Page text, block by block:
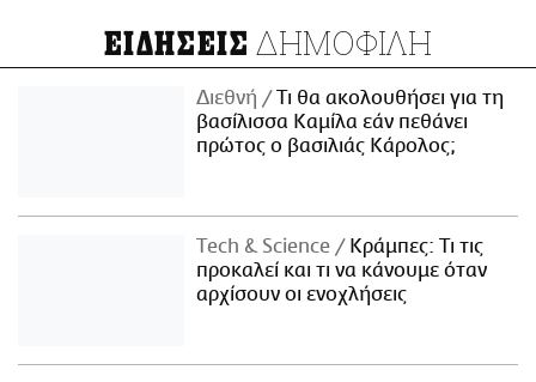
ΕΙΔΗΣΕΙΣ ΔΗΜΟΦΙΛΗ
Διεθνή
Τι θα ακολουθήσει για τη
βασίλισσα Καμίλα εάν πεθάνει
πρώτος ο βασιλιάς Κάρολος;
Τech & Science
Κράμπες: Τι τις
προκαλεί και τι να κάνουμε όταν
αρχίσουν οι ενοχλήσεις